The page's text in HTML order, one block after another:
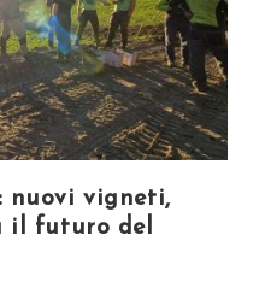
nuovi vigneti,
il futuro del